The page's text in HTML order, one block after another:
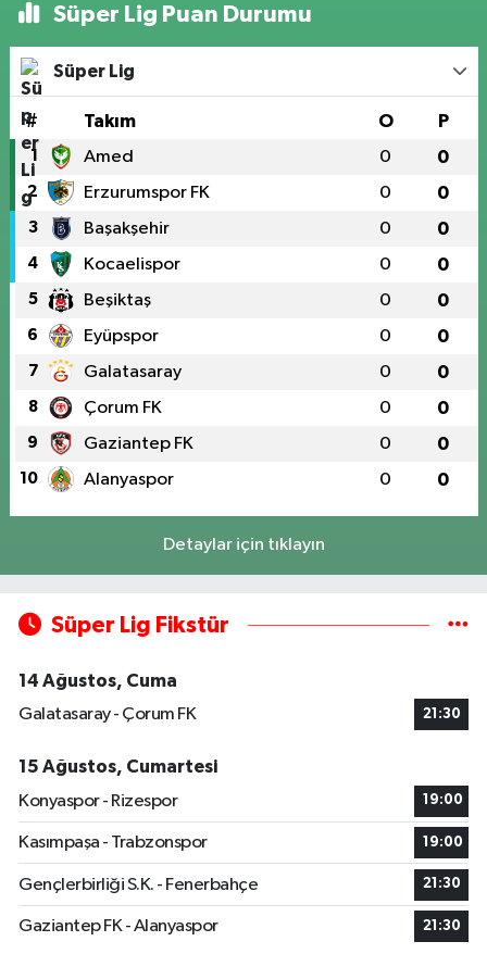
Süper Lig Puan Durumu
Süper Lig
# Takım O P
1 Amed 0 0
2 Erzurumspor FK 0 0
3 Başakşehir 0 0
4 Kocaelispor 0 0
5 Beşiktaş 0 0
6 Eyüpspor 0 0
7 Galatasaray 0 0
8 Çorum FK 0 0
9 Gaziantep FK 0 0
10 Alanyaspor 0 0
Detaylar için tıklayın
Süper Lig Fikstür
14 Ağustos, Cuma
Galatasaray - Çorum FK
21:30
15 Ağustos, Cumartesi
Konyaspor - Rizespor
19:00
Kasımpaşa - Trabzonspor 19:00
Gençlerbirliği S.K. - Fenerbahçe 21:30
Gaziantep FK - Alanyaspor 21:30